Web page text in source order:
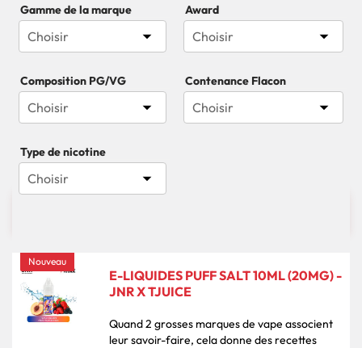
Gamme de la marque
Choisir 
Award
Choisir 
Composition PG/VG
Choisir 
Contenance Flacon
Choisir 
Type de nicotine
Choisir 
Nouveau
E-LIQUIDES PUFF SALT 10ML (20MG) -
JNR X TJUICE
Quand 2 grosses marques de vape associent
leur savoir-faire, cela donne des recettes